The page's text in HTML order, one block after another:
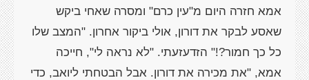
אמא חזרה היום מ"עין כרם" ומסרה שאחי ביקש
שאסע לבקר את דורון, אולי ביקור אחרון. "המצב שלו
כל כך חמור?!" הזדעזעתי. "לא נראה לי", חייכה
אמא, "את מכירה את דורון. אבל הבטחתי ליואב, כדי